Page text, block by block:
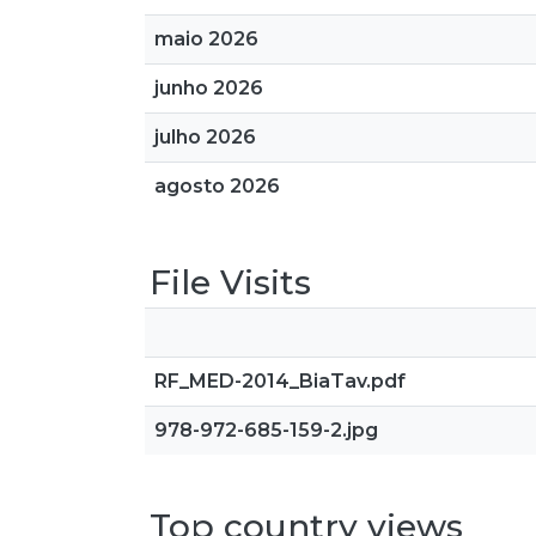
maio 2026
junho 2026
julho 2026
agosto 2026
File Visits
RF_MED-2014_BiaTav.pdf
978-972-685-159-2.jpg
Top country views